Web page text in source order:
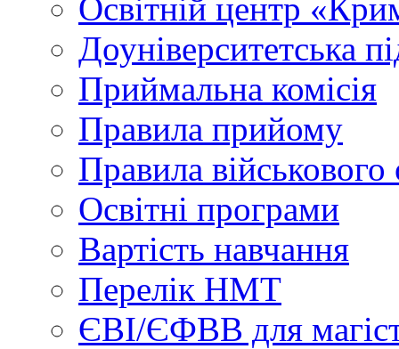
Освітній центр
Доуніверситетська
Приймальна комісія
Правила прийому
Правила військового
Освітні програми
Вартість навчання
Перелік НМТ
ЄВІ/ЄФВВ для